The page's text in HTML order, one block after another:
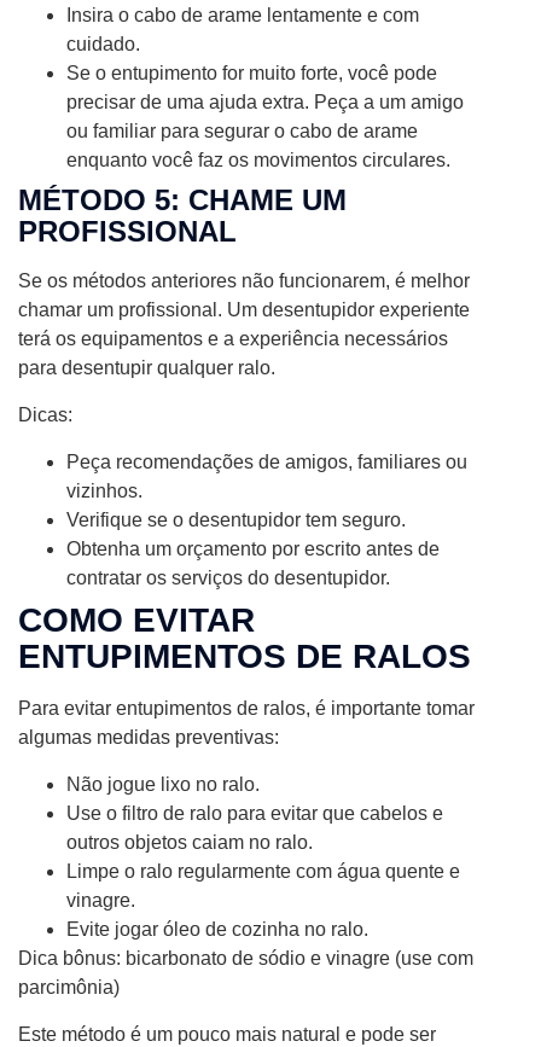
Insira o cabo de arame lentamente e com
cuidado.
Se o entupimento for muito forte, você pode
precisar de uma ajuda extra. Peça a um amigo
ou familiar para segurar o cabo de arame
enquanto você faz os movimentos circulares.
MÉTODO 5: CHAME UM
PROFISSIONAL
Se os métodos anteriores não funcionarem, é melhor
chamar um profissional. Um desentupidor experiente
terá os equipamentos e a experiência necessários
para desentupir qualquer ralo.
Dicas:
Peça recomendações de amigos, familiares ou
vizinhos.
Verifique se o desentupidor tem seguro.
Obtenha um orçamento por escrito antes de
contratar os serviços do desentupidor.
COMO EVITAR
ENTUPIMENTOS DE RALOS
Para evitar entupimentos de ralos, é importante tomar
algumas medidas preventivas:
Não jogue lixo no ralo.
Use o filtro de ralo para evitar que cabelos e
outros objetos caiam no ralo.
Limpe o ralo regularmente com água quente e
vinagre.
Evite jogar óleo de cozinha no ralo.
Dica bônus: bicarbonato de sódio e vinagre (use com
parcimônia)
Este método é um pouco mais natural e pode ser